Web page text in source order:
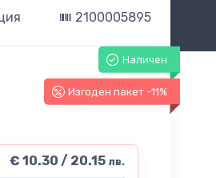
2100005895
Наличен
Изгоден пакет -11%
€ 10.30 / 20.15 лв.